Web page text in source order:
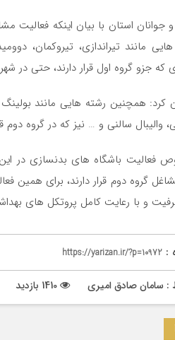
استان با بیان اینکه فعالیت
مانند تیراندازی، تیروکمان،
که جزو گروه اول قرار دارند، حتی در
همچنین رشته هایی مانند بولینگ
والیبال سالنی و … نیز که در گروه دوم
فعالیت باشگاه های بدنسازی در
گروه دوم قرار دارند، برای همین
:
https://yarizan.ir/?p=10972
: سامان صادق امیری